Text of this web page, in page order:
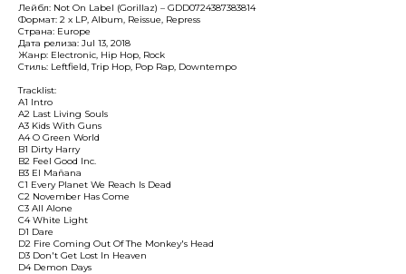
Лейбл: Not On Label (Gorillaz) – GDD0724387383814
Формат: 2 x LP, Album, Reissue, Repress
Страна: Europe
Дата релиза: Jul 13, 2018
Жанр: Electronic, Hip Hop, Rock
Стиль: Leftfield, Trip Hop, Pop Rap, Downtempo
Tracklist:
A1 Intro
A2 Last Living Souls
A3 Kids With Guns
A4 O Green World
B1 Dirty Harry
B2 Feel Good Inc.
B3 El Mañana
C1 Every Planet We Reach Is Dead
C2 November Has Come
C3 All Alone
C4 White Light
D1 Dare
D2 Fire Coming Out Of The Monkey's Head
D3 Don't Get Lost In Heaven
D4 Demon Days